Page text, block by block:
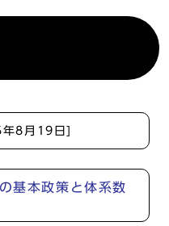
8月19日]
基本政策と体系数